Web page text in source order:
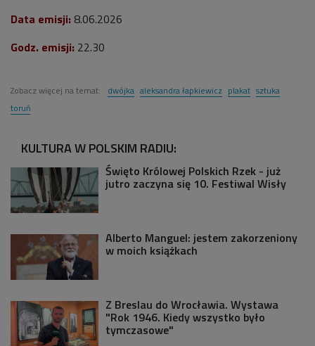
Data emisji: 8.06.2026
Godz. emisji: 22.30
Zobacz więcej na temat: dwójka aleksandra łapkiewicz plakat sztuka
toruń
KULTURA W POLSKIM RADIU:
Święto Królowej Polskich Rzek - już
jutro zaczyna się 10. Festiwal Wisły
Alberto Manguel: jestem zakorzeniony
w moich książkach
Z Breslau do Wrocławia. Wystawa
"Rok 1946. Kiedy wszystko było
tymczasowe"